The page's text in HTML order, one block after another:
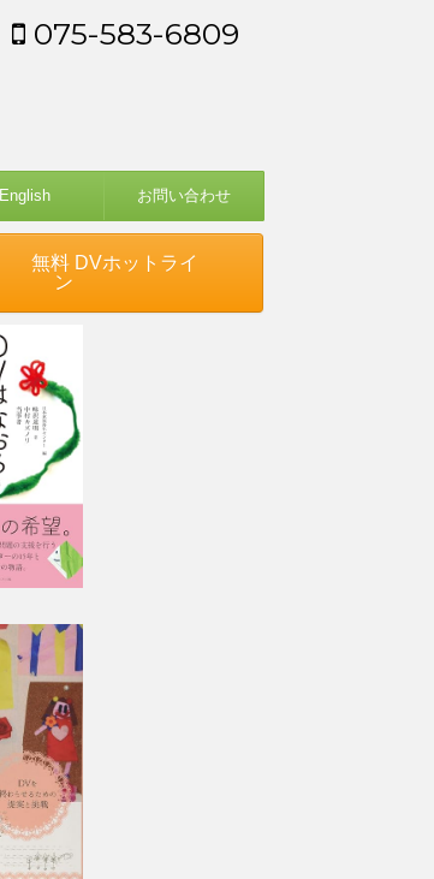
075-583-6809
English お問い合わせ
無料 DVホットライ
ン